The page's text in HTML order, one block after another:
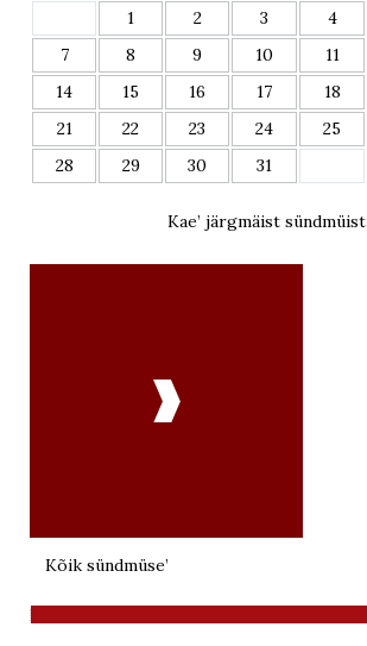
1 2 3 4
7
8 9 10 11
14
15 16 17 18
21
22 23 24 25
28
29 30 31
Kae’ järgmäist sündmüist

Kõik sündmüse’